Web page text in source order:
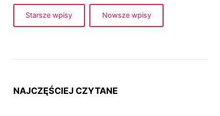
Starsze wpisy Nowsze wpisy
NAJCZĘŚCIEJ CZYTANE